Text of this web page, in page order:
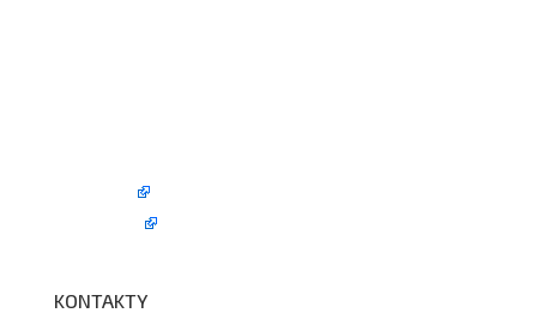
KONTAKTY